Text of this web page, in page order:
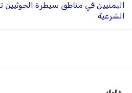
اليمنيين في مناطق سيطرة الحوثيين
الشرعية